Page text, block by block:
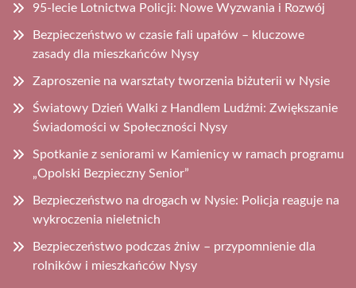
95-lecie Lotnictwa Policji: Nowe Wyzwania i Rozwój
Bezpieczeństwo w czasie fali upałów – kluczowe
zasady dla mieszkańców Nysy
Zaproszenie na warsztaty tworzenia biżuterii w Nysie
Światowy Dzień Walki z Handlem Ludźmi: Zwiększanie
Świadomości w Społeczności Nysy
Spotkanie z seniorami w Kamienicy w ramach programu
„Opolski Bezpieczny Senior”
Bezpieczeństwo na drogach w Nysie: Policja reaguje na
wykroczenia nieletnich
Bezpieczeństwo podczas żniw – przypomnienie dla
rolników i mieszkańców Nysy